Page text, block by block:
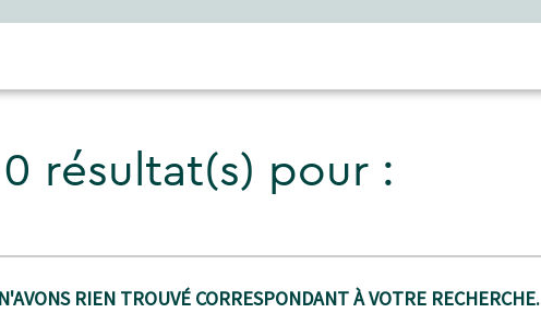
0 résultat(s) pour :
RIEN TROUVÉ CORRESPONDANT À VOTRE RECHERCHE.